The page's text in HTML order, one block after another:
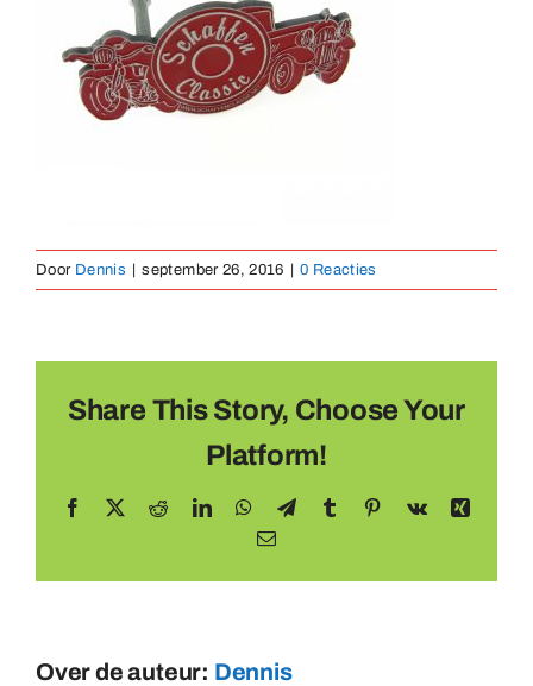
Medaillen
Magnete
Door Dennis | september 26, 2016 | 0 Reacties
Share This Story, Choose Your
Platform!
Facebook RedditLinkedInWhatsApp
TelegramTumblr Pinterest
Vk
Xing
E-
Over de auteur: Dennis